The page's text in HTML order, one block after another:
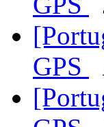
GPS